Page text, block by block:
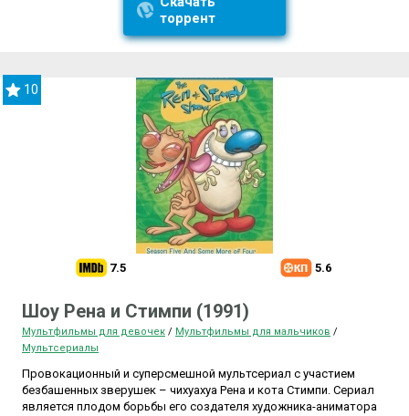
торрент
10
7.5 5.6
Шоу Рена и Стимпи (1991)
Мультфильмы для девочек / Мультфильмы для мальчиков /
Мультсериалы
Провокационный и суперсмешной мультсериал с участием
безбашенных зверушек – чихуахуа Рена и кота Стимпи. Сериал
является плодом борьбы его создателя художника-аниматора